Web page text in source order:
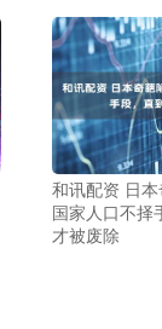
和讯配资 日
国家人口不择
才被废除